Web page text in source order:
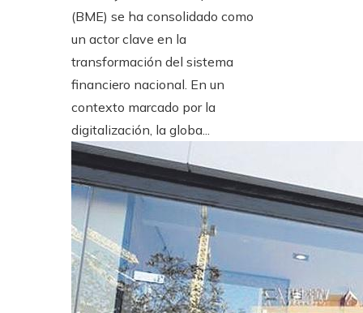
(BME) se ha consolidado como
un actor clave en la
transformación del sistema
financiero nacional. En un
contexto marcado por la
digitalización, la globa...